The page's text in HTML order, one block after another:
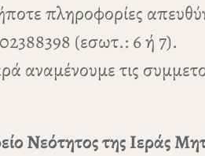
πληροφορίες
(εσωτ.: 6 ή 7).
αναμένουμε τις
Νεότητος της Ιεράς